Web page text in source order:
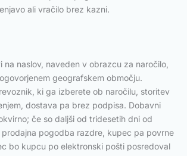
ali vračilo brez kazni.
na naslov, naveden v obrazcu za naročilo,
geografskem območju.
ki ga izberete ob naročilu, storitev
dostava pa brez podpisa. Dobavni
če so daljši od tridesetih dni od
prodajna pogodba razdre, kupec pa povrne
bo kupcu po elektronski pošti posredoval